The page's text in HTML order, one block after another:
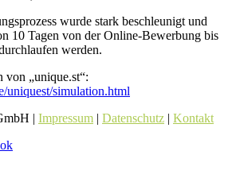
wurde stark beschleunigt und
10 Tagen von der Online-Bewerbung bis
werden.
„unique.st“:
uniquest/simulation.html
| Impressum | Datenschutz | Kontakt